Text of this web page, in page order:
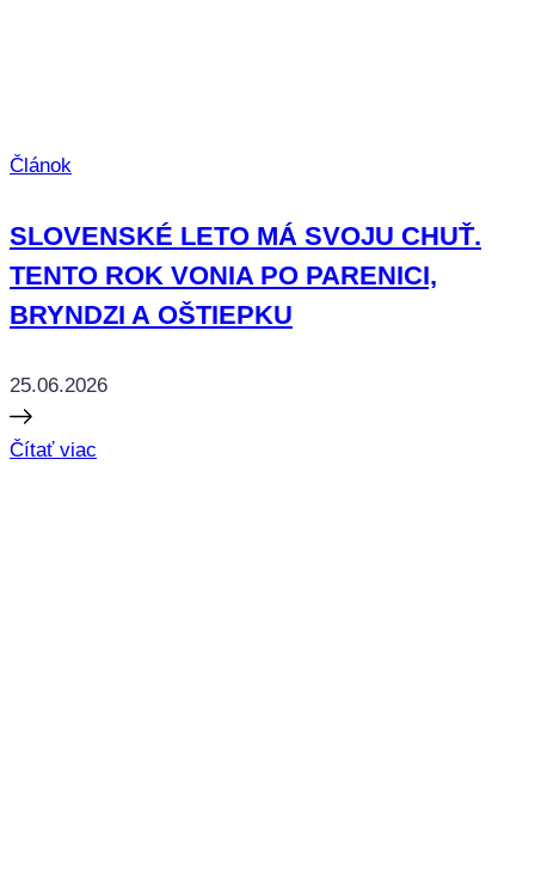
Článok
SLOVENSKÉ LETO MÁ SVOJU CHUŤ.
TENTO ROK VONIA PO PARENICI,
BRYNDZI A OŠTIEPKU
25.06.2026
Čítať viac